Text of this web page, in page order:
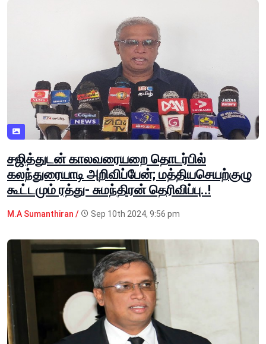
சஜித்துடன் காலவரையறை தொடர்பில்
கலந்துரையாடி அறிவிப்பேன்; மத்தியசெயற்குழு
கூட்டமும் ரத்து- சுமந்திரன் தெரிவிப்பு..!
M.A Sumanthiran / Sep 10th 2024, 9:56 pm